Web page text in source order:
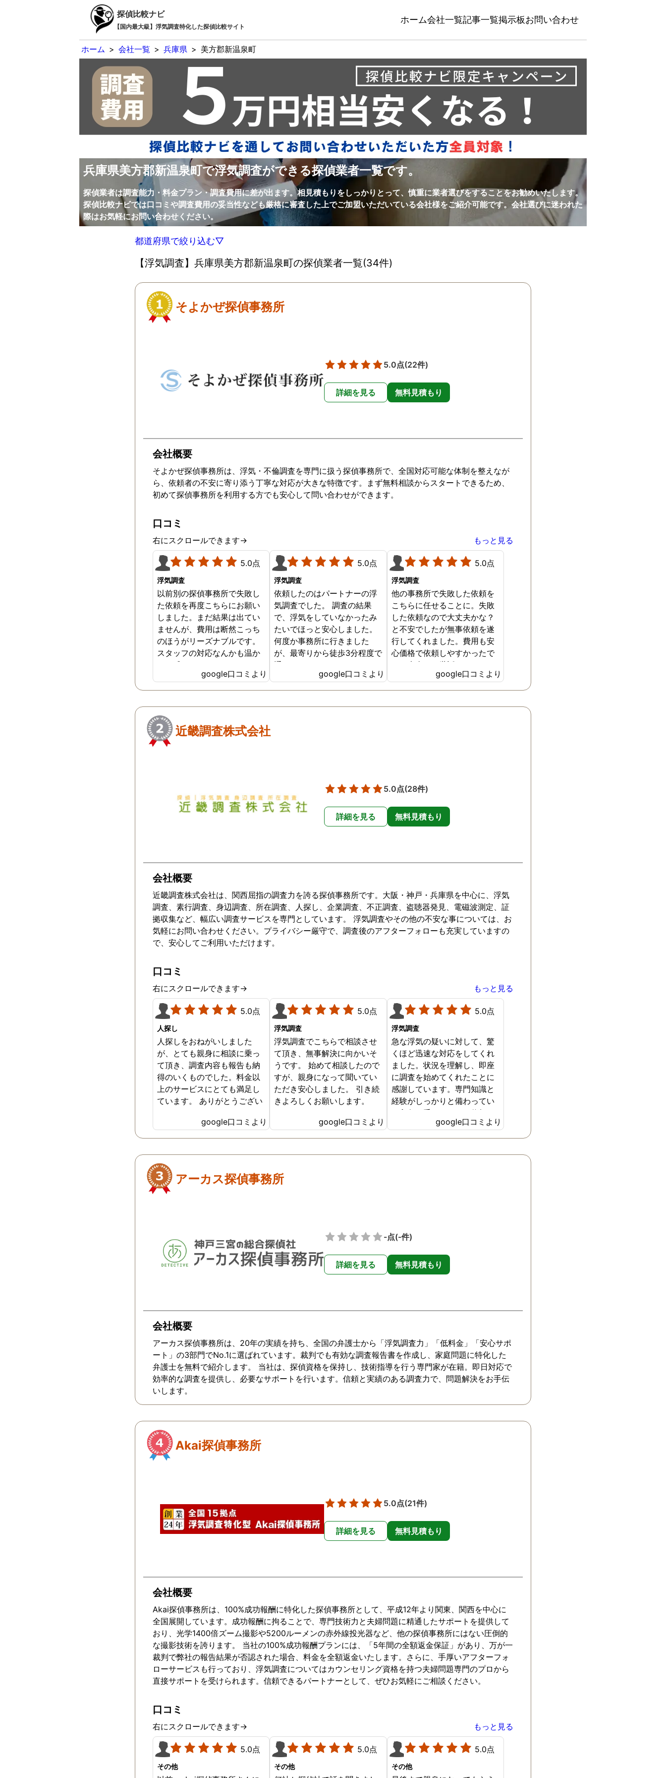
探偵比較ナビ
【国内最大級】浮気調査特化した探偵比較サイト
ホーム会社一覧記事一覧掲示板お問い合わせ
ホーム > 会社一覧 > 兵庫県 > 美方郡新温泉町
兵庫県美方郡新温泉町で浮気調査ができる探偵業者一覧です。
探偵業者は調査能力・料金プラン・調査費用に差が出ます。相見積もりをしっかりとって、慎重に業者選びをすることをお勧めいたします。
探偵比較ナビでは口コミや調査費用の妥当性なども厳格に審査した上でご加盟いただいている会社様をご紹介可能です。会社選びに迷われた
際はお気軽にお問い合わせください。
都道府県で絞り込む▽
【浮気調査】兵庫県美方郡新温泉町の探偵業者一覧(34件)
そよかぜ探偵事務所
5.0点(22件)
詳細を見る 無料見積もり
会社概要
そよかぜ探偵事務所は、浮気・不倫調査を専門に扱う探偵事務所で、全国対応可能な体制を整えなが
ら、依頼者の不安に寄り添う丁寧な対応が大きな特徴です。まず無料相談からスタートできるため、
初めて探偵事務所を利用する方でも安心して問い合わせができます。
口コミ
右にスクロールできます→ もっと見る
5.0点
浮気調査
以前別の探偵事務所で失敗し
た依頼を再度こちらにお願い
しました。まだ結果は出てい
ませんが、費用は断然こっち
のほうがリーズナブルです。
スタッフの対応なんかも温か
みを感じます。はじめからこ
ちらにすればよかったです😢
…
google口コミより
5.0点
浮気調査
依頼したのはパートナーの浮
気調査でした。 調査の結果
で、浮気をしていなかったみ
たいでほっと安心しました。
何度か事務所に行きました
が、最寄りから徒歩3分程度で
通いやすかったです。
google口コミより
5.0点
浮気調査
他の事務所で失敗した依頼を
こちらに任せることに。失敗
した依頼なので大丈夫かな？
と不安でしたが無事依頼を遂
行してくれました。費用も安
心価格で依頼しやすかったで
す。本当にお世話になりまし
google口コミより
近畿調査株式会社
5.0点(28件)
詳細を見る 無料見積もり
会社概要
近畿調査株式会社は、関西屈指の調査力を誇る探偵事務所です。大阪・神戸・兵庫県を中心に、浮気
調査、素行調査、身辺調査、所在調査、人探し、企業調査、不正調査、盗聴器発見、電磁波測定、証
拠収集など、幅広い調査サービスを専門としています。 浮気調査やその他の不安な事については、お
気軽にお問い合わせください。プライバシー厳守で、調査後のアフターフォローも充実していますの
で、安心してご利用いただけます。
口コミ
右にスクロールできます→ もっと見る
5.0点
人探し
人探しをおねがいしました
が、とても親身に相談に乗っ
て頂き、調査内容も報告も納
得のいくものでした。料金以
上のサービスにとても満足し
ています。 ありがとうござい
google口コミより
5.0点
浮気調査
浮気調査でこちらで相談させ
て頂き、無事解決に向かいそ
うです。 始めて相談したので
すが、親身になって聞いてい
ただき安心しました。 引き続
きよろしくお願いします。
google口コミより
5.0点
浮気調査
急な浮気の疑いに対して、驚
くほど迅速な対応をしてくれ
ました。状況を理解し、即座
に調査を始めてくれたことに
感謝しています。専門知識と
経験がしっかりと備わってい
る印象を受けました。信頼で
きる探偵事務所です。
google口コミより
アーカス探偵事務所
-点(-件)
詳細を見る 無料見積もり
会社概要
アーカス探偵事務所は、20年の実績を持ち、全国の弁護士から「浮気調査力」「低料金」「安心サポ
ート」の3部門でNo.1に選ばれています。裁判でも有効な調査報告書を作成し、家庭問題に特化した
弁護士を無料で紹介します。 当社は、探偵資格を保持し、技術指導を行う専門家が在籍。即日対応で
効率的な調査を提供し、必要なサポートを行います。信頼と実績のある調査力で、問題解決をお手伝
いします。
Akai探偵事務所
5.0点(21件)
詳細を見る 無料見積もり
会社概要
Akai探偵事務所は、100%成功報酬に特化した探偵事務所として、平成12年より関東、関西を中心に
全国展開しています。成功報酬に拘ることで、専門技術力と夫婦問題に精通したサポートを提供して
おり、光学1400倍ズーム撮影や5200ルーメンの赤外線投光器など、他の探偵事務所にはない圧倒的
な撮影技術を誇ります。 当社の100%成功報酬プランには、「5年間の全額返金保証」があり、万が一
裁判で弊社の報告結果が否認された場合、料金を全額返金いたします。さらに、手厚いアフターフォ
ローサービスも行っており、浮気調査についてはカウンセリング資格を持つ夫婦問題専門のプロから
直接サポートを受けられます。信頼できるパートナーとして、ぜひお気軽にご相談ください。
口コミ
右にスクロールできます→ もっと見る
5.0点
その他
5.0点
その他
5.0点
その他